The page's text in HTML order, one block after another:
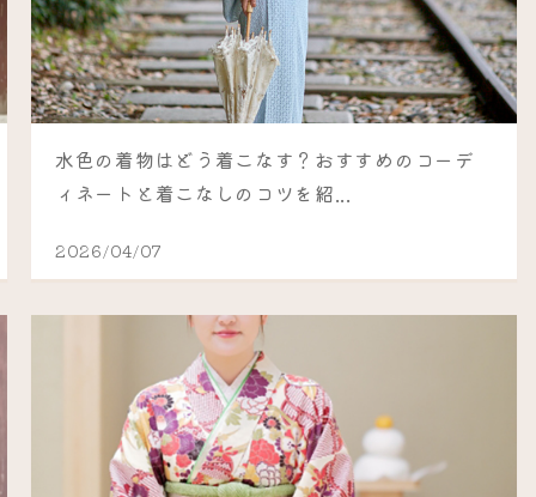
水色の着物はどう着こなす？おすすめのコーデ
ィネートと着こなしのコツを紹...
2026/04/07